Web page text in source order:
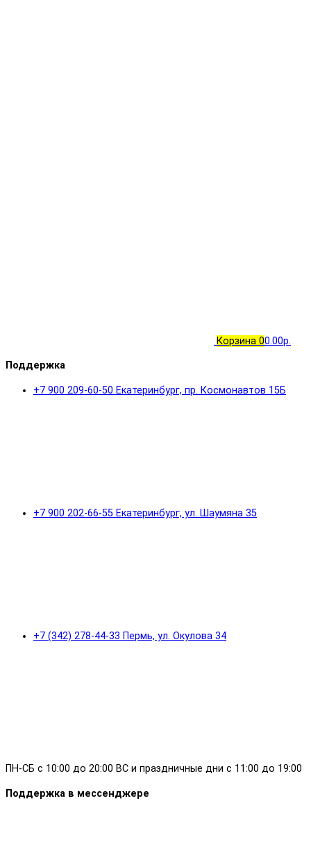
Корзина 00.00р.
Поддержка
+7 900 209-60-50 Екатеринбург, пр. Космонавтов 15Б
+7 900 202-66-55 Екатеринбург, ул. Шаумяна 35
+7 (342) 278-44-33 Пермь, ул. Окулова 34
ПН-СБ с 10:00 до 20:00 ВС и праздничные дни с 11:00 до 19:00
Поддержка в мессенджере